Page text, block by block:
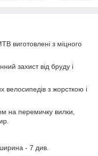
виготовлені з міцного
захист від бруду і
велосипедів з жорсткою і
на перемичку вилки,
- 7 див.